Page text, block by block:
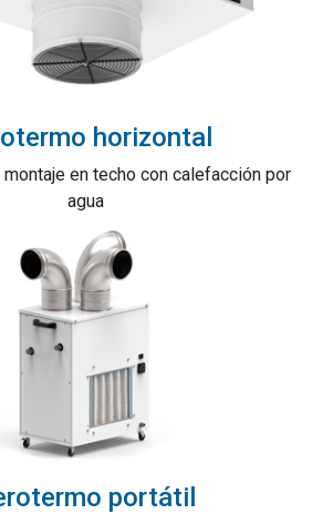
horizontal
en techo con calefacción por
agua
portátil